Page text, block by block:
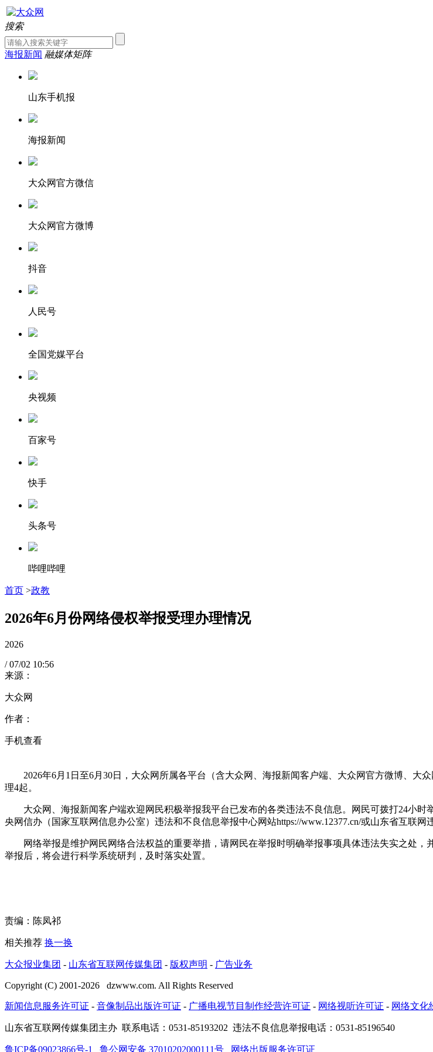
搜索
海报新闻 融媒体矩阵
山东手机报
海报新闻
大众网官方微信
大众网官方微博
抖音
人民号
全国党媒平台
央视频
百家号
快手
头条号
哔哩哔哩
首页 >政教
2026年6月份网络侵权举报受理办理情况
2026
/ 07/02 10:56
来源：
大众网
作者：
手机查看
2026年6月1日至6月30日，大众网所属各平台（含大众网、海报新闻客户端、大众网官方微博、大
理4起。
大众网、海报新闻客户端欢迎网民积极举报我平台已发布的各类违法不良信息。网民可拨打24小时
央网信办（国家互联网信息办公室）违法和不良信息举报中心网站https://www.12377.cn/或山东省互联网
网络举报是维护网民网络合法权益的重要举措，请网民在举报时明确举报事项具体违法失实之处，
举报后，将会进行科学系统研判，及时落实处置。
责编：陈凤祁
相关推荐 换一换
大众报业集团 - 山东省互联网传媒集团 - 版权声明 - 广告业务
Copyright (C) 2001-2026 dzwww.com. All Rights Reserved
新闻信息服务许可证 - 音像制品出版许可证 - 广播电视节目制作经营许可证 - 网络视听许可证 - 网络文化
山东省互联网传媒集团主办 联系电话：0531-85193202 违法不良信息举报电话：0531-85196540
鲁ICP备09023866号-1 鲁公网安备 37010202000111号 网络出版服务许可证